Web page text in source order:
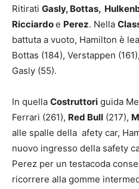
Ritirati Gasly, Bottas,
Ricciardoe Perez. Nella
battuta a vuoto, Hamilton è
Bottas (184), Verstappen
Gasly (55).
In quella Costruttori guida
Ferrari (261), Red Bull (217),
alle spalle della afety car,
nuovo ingresso della safety
Perez per un testacoda
ricorrere alla gomme